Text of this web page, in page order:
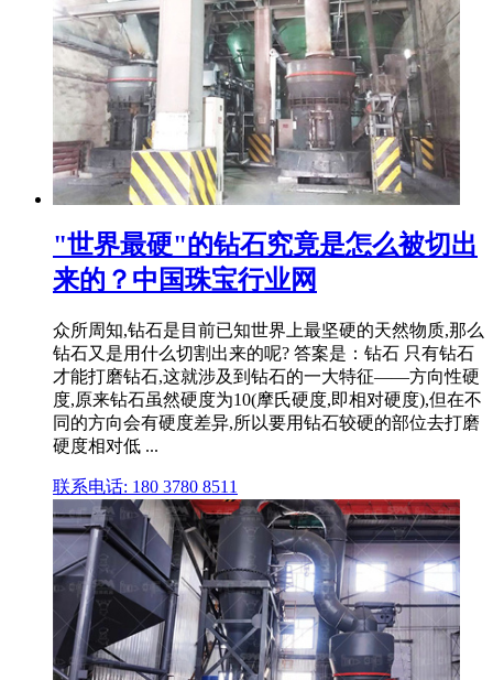
"世界最硬"的钻石究竟是怎么被切出
来的？中国珠宝行业网
众所周知,钻石是目前已知世界上最坚硬的天然物质,那么
钻石又是用什么切割出来的呢? 答案是：钻石 只有钻石
才能打磨钻石,这就涉及到钻石的一大特征——方向性硬
度,原来钻石虽然硬度为10(摩氏硬度,即相对硬度),但在不
同的方向会有硬度差异,所以要用钻石较硬的部位去打磨
硬度相对低 ...
联系电话: 180 3780 8511